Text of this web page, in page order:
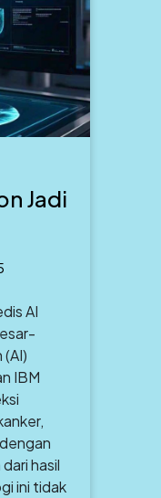
Jadi
AI
IBM
hasil
ini tidak